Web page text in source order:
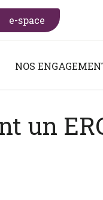
e-space
NOS
un